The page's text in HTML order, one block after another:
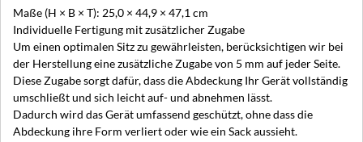
Maße (H × B × T): 25,0 × 44,9 × 47,1 cm
Individuelle Fertigung mit zusätzlicher Zugabe
Um einen optimalen Sitz zu gewährleisten, berücksichtigen wir bei
der Herstellung eine zusätzliche Zugabe von 5 mm auf jeder Seite.
Diese Zugabe sorgt dafür, dass die Abdeckung Ihr Gerät vollständig
umschließt und sich leicht auf- und abnehmen lässt.
Dadurch wird das Gerät umfassend geschützt, ohne dass die
Abdeckung ihre Form verliert oder wie ein Sack aussieht.